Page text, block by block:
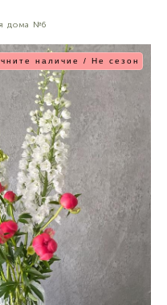
дома №6
наличие / Не сезон